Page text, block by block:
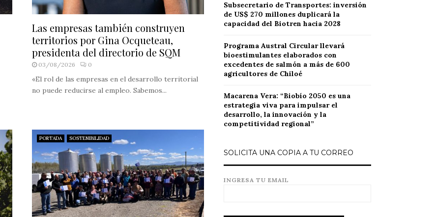
Las empresas también construyen
territorios por Gina Ocqueteau,
presidenta del directorio de SQM
03/08/2026 0
«El rol de las empresas en el desarrollo territorial
no puede reducirse al empleo. Sabemos...
PORTADA SOSTENIBILIDAD
Subsecretario de Transportes: inversión
de US$ 270 millones duplicará la
capacidad del Biotren hacia 2028
Programa Austral Circular llevará
bioestimulantes elaborados con
excedentes de salmón a más de 600
agricultores de Chiloé
Macarena Vera: “Biobío 2050 es una
estrategia viva para impulsar el
desarrollo, la innovación y la
competitividad regional”
SOLICITA UNA COPIA A TU CORREO
INGRESA TU EMAIL